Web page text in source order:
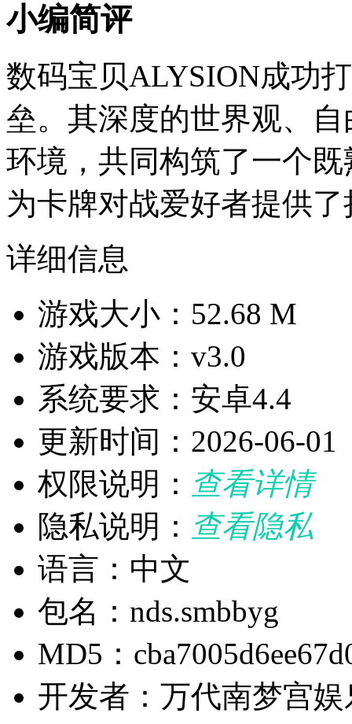
小编简评
数码宝贝ALYSION成功
垒。其深度的世界观、
环境，共同构筑了一个
为卡牌对战爱好者提供
详细信息
游戏大小：52.68 M
游戏版本：v3.0
系统要求：安卓4.4
更新时间：2026-06-01
权限说明： 查看详情
隐私说明： 查看隐私
语言：中文
包名：nds.smbbyg
MD5：
开发者：万代南梦宫